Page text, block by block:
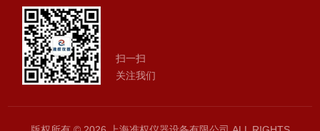
扫一扫
关注我们